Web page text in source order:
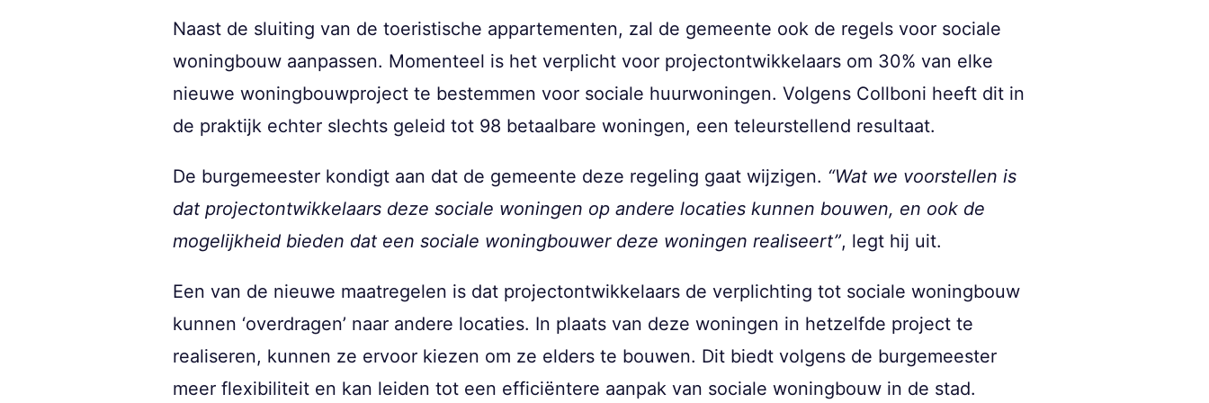
Naast de sluiting van de toeristische appartementen, zal de gemeente ook de regels voor sociale
woningbouw aanpassen. Momenteel is het verplicht voor projectontwikkelaars om 30% van elke
nieuwe woningbouwproject te bestemmen voor sociale huurwoningen. Volgens Collboni heeft dit in
de praktijk echter slechts geleid tot 98 betaalbare woningen, een teleurstellend resultaat.
De burgemeester kondigt aan dat de gemeente deze regeling gaat wijzigen. “Wat we voorstellen is
dat projectontwikkelaars deze sociale woningen op andere locaties kunnen bouwen, en ook de
mogelijkheid bieden dat een sociale woningbouwer deze woningen realiseert”, legt hij uit.
Een van de nieuwe maatregelen is dat projectontwikkelaars de verplichting tot sociale woningbouw
kunnen ‘overdragen’ naar andere locaties. In plaats van deze woningen in hetzelfde project te
realiseren, kunnen ze ervoor kiezen om ze elders te bouwen. Dit biedt volgens de burgemeester
meer flexibiliteit en kan leiden tot een efficiëntere aanpak van sociale woningbouw in de stad.